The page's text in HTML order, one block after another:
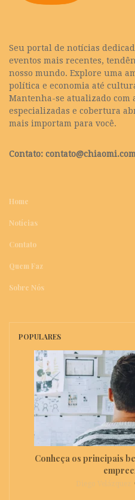
Seu portal de notícias
eventos mais recentes,
nosso mundo. Explore uma
política e economia até
Mantenha-se atualizado
especializadas e cobertura
mais importam para você.
Contato:
Home
Notícias
Contato
Quem Faz
Sobre Nós
POPULARES
Conheça os principais